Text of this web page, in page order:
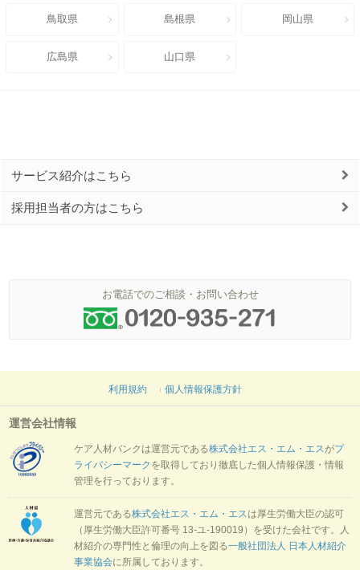
鳥取県 島根県 岡山県
広島県 山口県
サービス紹介はこちら
採用担当者の方はこちら
お電話でのご相談・お問い合わせ
利用規約 個人情報保護方針
運営会社情報
ケア人材バンクは運営元である株式会社エス・エム・エスがプ
ライバシーマーク を取得しており徹底した個人情報保護・情報
管理を行っております。
運営元である株式会社エス・エム・エスは厚生労働大臣の認可
（厚生労働大臣許可番号 13-ユ-190019）を受けた会社です。人
材紹介の専門性と倫理の向上を図る一般社団法人 日本人材紹介
事業協会に所属しております。